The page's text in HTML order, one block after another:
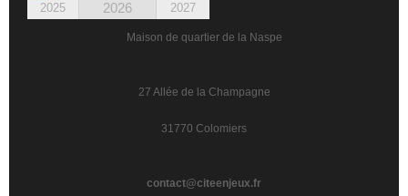
2025 2026 2027
Maison de quartier de la Naspe
27 Allée de la Champagne
31770 Colomiers
contact@citeenjeux.fr